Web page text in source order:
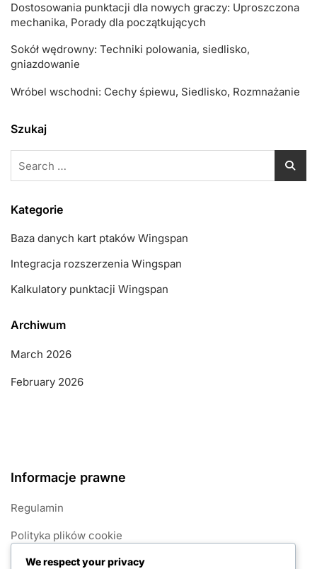
Dostosowania punktacji dla nowych graczy: Uproszczona
mechanika, Porady dla początkujących
Sokół wędrowny: Techniki polowania, siedlisko,
gniazdowanie
Wróbel wschodni: Cechy śpiewu, Siedlisko, Rozmnażanie
Szukaj
Kategorie
Baza danych kart ptaków Wingspan
Integracja rozszerzenia Wingspan
Kalkulatory punktacji Wingspan
Archiwum
March 2026
February 2026
Informacje prawne
Regulamin
Polityka plików cookie
Informacje
We respect your privacy